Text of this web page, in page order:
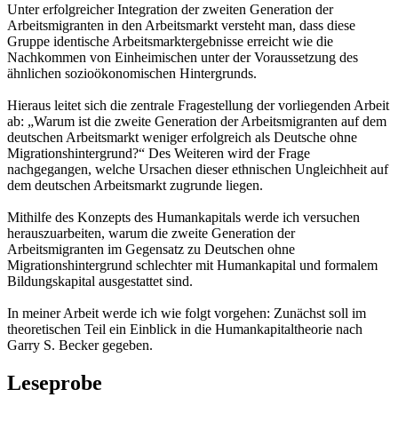
Unter erfolgreicher Integration der zweiten Generation der
Arbeitsmigranten in den Arbeitsmarkt versteht man, dass diese
Gruppe identische Arbeitsmarktergebnisse erreicht wie die
Nachkommen von Einheimischen unter der Voraussetzung des
ähnlichen sozioökonomischen Hintergrunds.
Hieraus leitet sich die zentrale Fragestellung der vorliegenden Arbeit
ab: „Warum ist die zweite Generation der Arbeitsmigranten auf dem
deutschen Arbeitsmarkt weniger erfolgreich als Deutsche ohne
Migrationshintergrund?“ Des Weiteren wird der Frage
nachgegangen, welche Ursachen dieser ethnischen Ungleichheit auf
dem deutschen Arbeitsmarkt zugrunde liegen.
Mithilfe des Konzepts des Humankapitals werde ich versuchen
herauszuarbeiten, warum die zweite Generation der
Arbeitsmigranten im Gegensatz zu Deutschen ohne
Migrationshintergrund schlechter mit Humankapital und formalem
Bildungskapital ausgestattet sind.
In meiner Arbeit werde ich wie folgt vorgehen: Zunächst soll im
theoretischen Teil ein Einblick in die Humankapitaltheorie nach
Garry S. Becker gegeben.
Leseprobe